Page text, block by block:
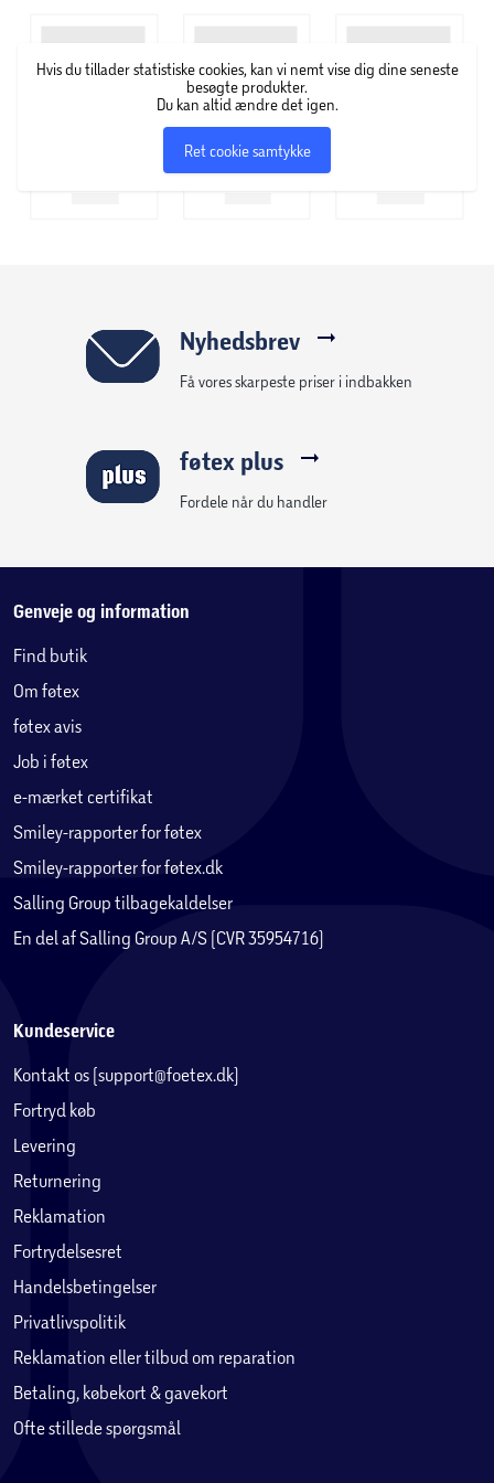
Hvis du tillader statistiske cookies, kan vi nemt vise dig dine seneste
besøgte produkter.
Du kan altid ændre det igen.
Ret cookie samtykke
Nyhedsbrev
Få vores skarpeste priser i indbakken
føtex plus
Fordele når du handler
Genveje og information
Find butik
Om føtex
føtex avis
Job i føtex
e-mærket certifikat
Smiley-rapporter for føtex
Smiley-rapporter for føtex.dk
Salling Group tilbagekaldelser
En del af Salling Group A/S (CVR 35954716)
Kundeservice
Kontakt os (support@foetex.dk)
Fortryd køb
Levering
Returnering
Reklamation
Fortrydelsesret
Handelsbetingelser
Privatlivspolitik
Reklamation eller tilbud om reparation
Betaling, købekort & gavekort
Ofte stillede spørgsmål